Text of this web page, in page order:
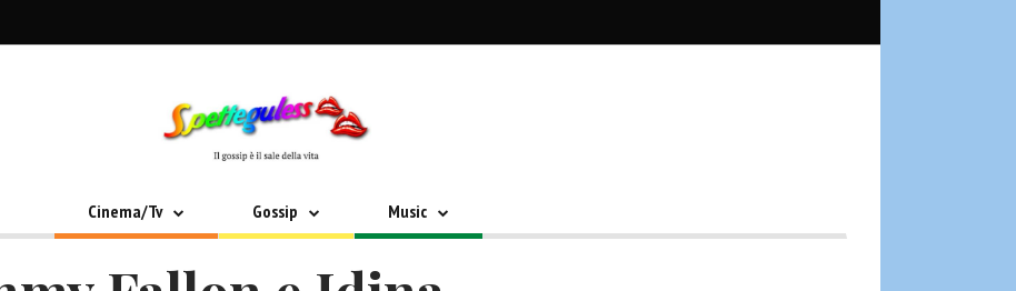
Cinema/Tv Gossip Music